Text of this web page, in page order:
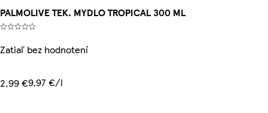
PALMOLIVE TEK. MYDLO TROPICAL 300 ML
Zatiaľ bez hodnotení
2,99 €9,97 €/l